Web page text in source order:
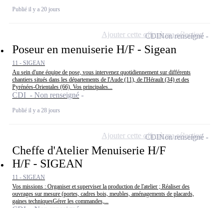
Publié il y a 20 jours
Poseur en menuiserie H/F - Sigean
11 - SIGEAN
Au sein d'une équipe de pose, vous intervenez quotidiennement sur différents
chantiers situés dans les départements de l'Aude (11), de l'Hérault (34) et des
Pyrénées-Orientales (66). Vos principales...
CDI - Non renseigné
Publié il y a 28 jours
CDINon renseigné
Ajouter cette offre à ma sélection
Cheffe d'Atelier Menuiserie H/F
H/F - SIGEAN
11 - SIGEAN
Vos missions : Organiser et superviser la production de l'atelier ; Réaliser des
ouvrages sur mesure (portes, cadres bois, meubles, aménagements de placards,
gaines techniquesGérer les commandes,...
CDINon renseigné
Ajouter cette offre à ma sélection